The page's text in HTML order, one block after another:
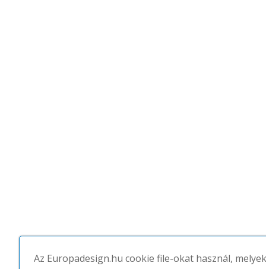
Az Europadesign.hu cookie file-okat használ,